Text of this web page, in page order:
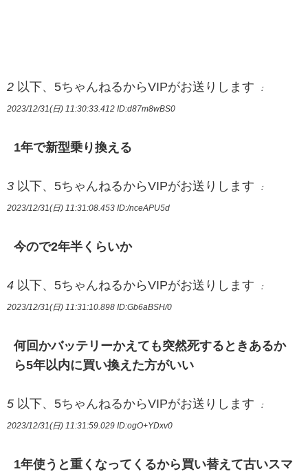
2 以下、5ちゃんねるからVIPがお送りします ：
2023/12/31(日) 11:30:33.412 ID:d87m8wBS0
1年で新型乗り換える
3 以下、5ちゃんねるからVIPがお送りします ：
2023/12/31(日) 11:31:08.453 ID:/nceAPU5d
今ので2年半くらいか
4 以下、5ちゃんねるからVIPがお送りします ：
2023/12/31(日) 11:31:10.898 ID:Gb6aBSH/0
何回かバッテリーかえても突然死するときあるか
ら5年以内に買い換えた方がいい
5 以下、5ちゃんねるからVIPがお送りします ：
2023/12/31(日) 11:31:59.029 ID:ogO+YDxv0
1年使うと重くなってくるから買い替えて古いスマ